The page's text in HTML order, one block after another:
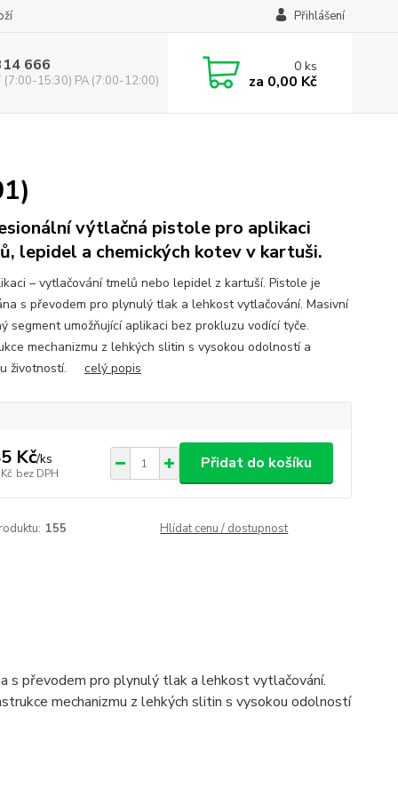
Přihlášení
666
(7:00-15:30) PA (7:00-12:00)
0ks
za 0,00 Kč
výtlačná pistole pro aplikaci
lepidel a chemických kotev v kartuši.
– vytlačování tmelů nebo lepidel z kartuší. Pistole je
s převodem pro plynulý tlak a lehkost vytlačování. Masivní
segment umožňující aplikaci bez prokluzu vodící tyče.
mechanizmu z lehkých slitin s vysokou odolností a
životností. celý popis
Kč/ks
bez DPH
Přidat do košíku
155 Hlídat cenu / dostupnost
s převodem pro plynulý tlak a lehkost vytlačování.
mechanizmu z lehkých slitin s vysokou odolností